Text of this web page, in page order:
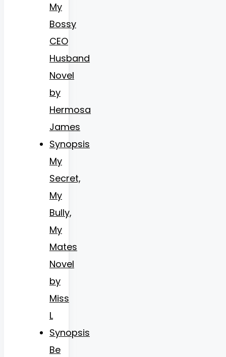
My
Bossy
CEO
Husband
Novel
by
Hermosa
James
Synopsis
My
Secret,
My
Bully,
My
Mates
Novel
by
Miss
L
Synopsis
Be